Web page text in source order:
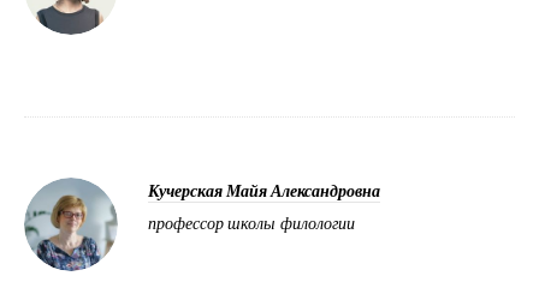
Кучерская Майя Александровна
профессор школы филологии